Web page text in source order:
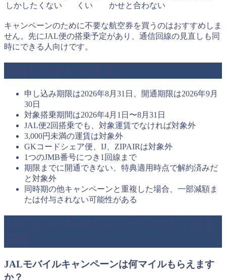
しかしたくない
くい
かせと合わない
キャンペーンのために不要な航空券を買うのはおすすめしま
せん。先にJAL便の搭乗予定があり、通信回線の見直しも同
時にできる人向けです。
申し込み期限は2026年8月31日、開通期限は2026年9月
30日
対象搭乗期間は2026年4月1日〜8月31日
JAL便2回搭乗でも、対象運賃でなければ対象外
3,000円未満の運賃は対象外
GKコードシェア便、IJ、ZIPAIRは対象外
1つのJMB番号につき1回線まで
期限までに開通できない、特典適用時点で解約済みだ
と対象外
同時期の他キャンペーンと重複した場合、一部減額ま
たは付与されない可能性がある
JALモバイルキャンペーンは何マイルもらえます
か？